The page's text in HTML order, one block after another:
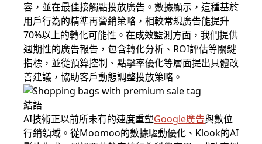
容，並在最佳接觸點投放廣告。數據顯示，這種基於
用戶行為的精準再營銷策略，相較常規廣告能提升
70%以上的轉化可能性。在成效監測方面，我們提供
週期性的廣告報告，包含轉化分析、ROI評估等關鍵
指標，並從預算控制、點擊率優化等層面提出具體改
善建議，協助客戶動態調整投放策略。
結語
AI技術正以前所未有的速度重塑Google廣告與數位
行銷領域。從Moomoo的數據驅動優化、Klook的AI